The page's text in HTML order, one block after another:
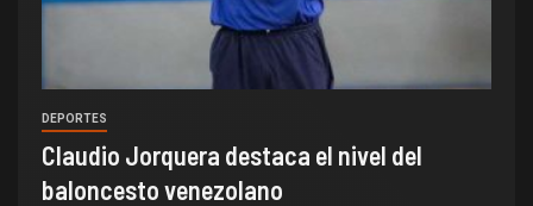
DEPORTES
Claudio Jorquera destaca el nivel del
baloncesto venezolano